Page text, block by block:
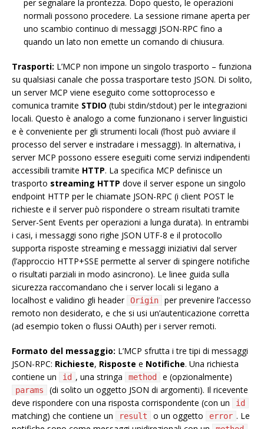
per segnalare la prontezza. Dopo questo, le operazioni
normali possono procedere. La sessione rimane aperta per
uno scambio continuo di messaggi JSON-RPC fino a
quando un lato non emette un comando di chiusura.
Trasporti: L’MCP non impone un singolo trasporto – funziona
su qualsiasi canale che possa trasportare testo JSON. Di solito,
un server MCP viene eseguito come sottoprocesso e
comunica tramite STDIO (tubi stdin/stdout) per le integrazioni
locali. Questo è analogo a come funzionano i server linguistici
e è conveniente per gli strumenti locali (l’host può avviare il
processo del server e instradare i messaggi). In alternativa, i
server MCP possono essere eseguiti come servizi indipendenti
accessibili tramite HTTP. La specifica MCP definisce un
trasporto streaming HTTP dove il server espone un singolo
endpoint HTTP per le chiamate JSON-RPC (i client POST le
richieste e il server può rispondere o stream risultati tramite
Server-Sent Events per operazioni a lunga durata). In entrambi
i casi, i messaggi sono righe JSON UTF-8 e il protocollo
supporta risposte streaming e messaggi iniziativi dal server
(l’approccio HTTP+SSE permette al server di spingere notifiche
o risultati parziali in modo asincrono). Le linee guida sulla
sicurezza raccomandano che i server locali si legano a
localhost e validino gli header Origin
per prevenire l’accesso
remoto non desiderato, e che si usi un’autenticazione corretta
(ad esempio token o flussi OAuth) per i server remoti.
Formato del messaggio: L’MCP sfrutta i tre tipi di messaggi
JSON-RPC: Richieste, Risposte e Notifiche. Una richiesta
contiene un
id , una stringa method e (opzionalmente)
params
(di solito un oggetto JSON di argomenti). Il ricevente
deve rispondere con una risposta corrispondente (con un
id
matching) che contiene un result o un oggetto error . Le